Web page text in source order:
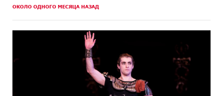
ОКОЛО ОДНОГО МЕСЯЦА НАЗАД